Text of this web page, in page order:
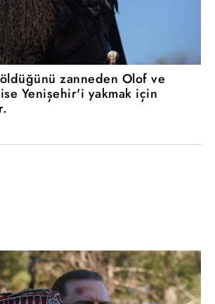
zanneden Olof ve
Yenişehir'i yakmak için